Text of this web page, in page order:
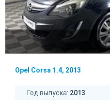
Opel Corsa 1.4, 2013
Год выпуска: 2013